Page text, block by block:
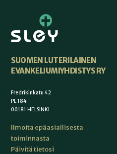
SUOMEN LUTERILAINEN
EVANKELIUMIYHDISTYS RY
Fredrikinkatu 42
PL 184
00181 HELSINKI
Ilmoita epäasiallisesta
toiminnasta
Päivitä tietosi